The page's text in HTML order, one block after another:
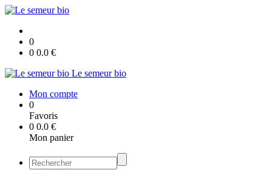
0
0 0.0 €
Le semeur bio
Mon compte
0
Favoris
0 0.0 €
Mon panier